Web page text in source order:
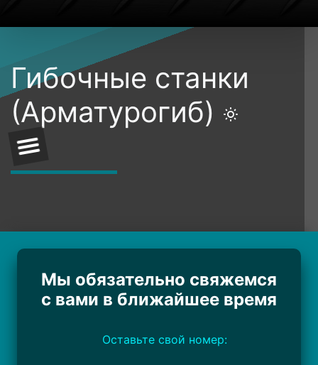
Гибочные станки
(Арматурогиб)
Мы обязательно свяжемся
с вами в ближайшее время
Оставьте свой номер: